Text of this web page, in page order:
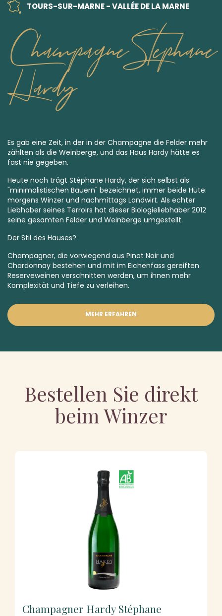
TOURS-SUR-MARNE - VALLÉE DE LA MARNE
Champagne Stephane
Hardy
Es gab eine Zeit, in der in der Champagne die Felder mehr
zählten als die Weinberge, und das Haus Hardy hätte es
fast nie gegeben.
Heute noch trägt Stéphane Hardy, der sich selbst als
"minimalistischen Bauern" bezeichnet, immer beide Hüte:
morgens Winzer und nachmittags Landwirt. Als echter
Liebhaber seines Terroirs hat dieser Biologieliebhaber 2012
seine gesamten Felder und Weinberge umgestellt.
Der Stil des Hauses?
Champagner, die vorwiegend aus Pinot Noir und
Chardonnay bestehen und mit im Eichenfass gereiften
Reserveweinen verschnitten werden, um ihnen mehr
Komplexität und Tiefe zu verleihen.
MEHR ERFAHREN
Bestellen Sie direkt
beim Winzer
Champagner Hardy Stéphane